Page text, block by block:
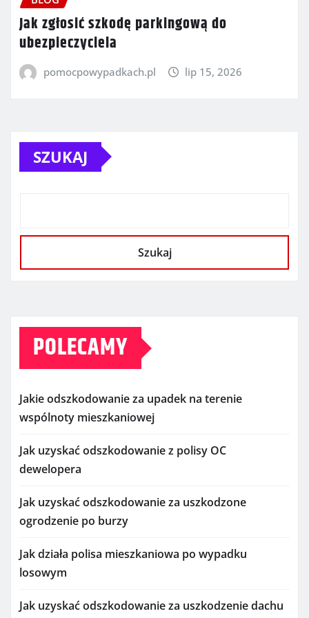
Jak zgłosić szkodę parkingową do
ubezpieczyciela
pomocpowypadkach.pl lip 15, 2026
SZUKAJ
Szukaj
POLECAMY
Jakie odszkodowanie za upadek na terenie
wspólnoty mieszkaniowej
Jak uzyskać odszkodowanie z polisy OC
dewelopera
Jak uzyskać odszkodowanie za uszkodzone
ogrodzenie po burzy
Jak działa polisa mieszkaniowa po wypadku
losowym
Jak uzyskać odszkodowanie za uszkodzenie dachu